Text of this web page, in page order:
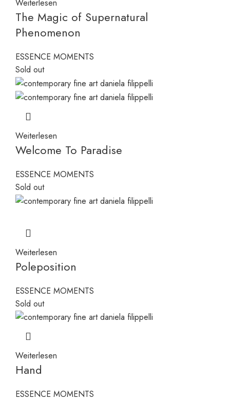
Weiterlesen
The Magic of Supernatural
Phenomenon
ESSENCE MOMENTS
Sold out
Weiterlesen
Welcome To Paradise
ESSENCE MOMENTS
Sold out
Weiterlesen
Poleposition
ESSENCE MOMENTS
Sold out
Weiterlesen
Hand
ESSENCE MOMENTS